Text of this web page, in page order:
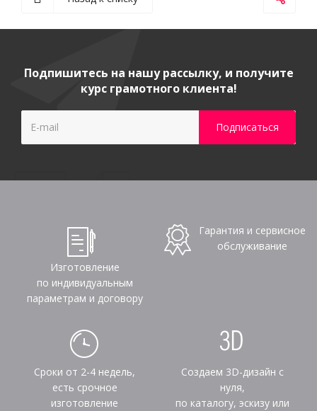
Подпишитесь на нашу рассылку, и получите
курс грамотного клиента!
Изготовление
по индивидуальным
параметрам и договору
Гарантия и сервисное
обслуживание
Сроки от 2-4 недель,
есть срочное
изготовление
Создаем 3D-дизайн с
нуля,
по каталогу, эскизу или